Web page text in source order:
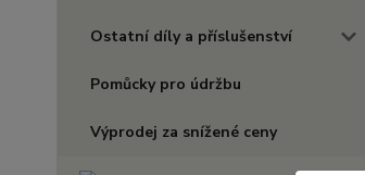
Ostatní díly a příslušenství
Pomůcky pro údržbu
Výprodej za snížené ceny